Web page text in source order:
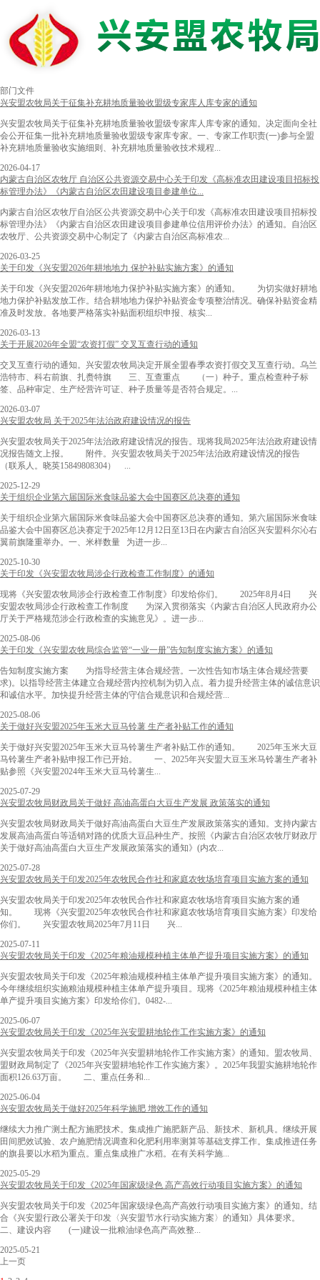
部门文件
兴安盟农牧局关于征集补充耕地质量验收盟级专家库人库专家的通知
兴安盟农牧局关于征集补充耕地质量验收盟级专家库人库专家的通知。决定面向全社
会公开征集一批补充耕地质量验收盟级专家库专家。一、专家工作职责(一)参与全盟
补充耕地质量验收实施细则、补充耕地质量验收技术规程...
2026-04-17
内蒙古自治区农牧厅 自治区公共资源交易中心关于印发《高标准农田建设项目招标投
标管理办法》《内蒙古自治区农田建设项目参建单位...
内蒙古自治区农牧厅自治区公共资源交易中心关于印发《高标准农田建设项目招标投
标管理办法》《内蒙古自治区农田建设项目参建单位信用评价办法》的通知。自治区
农牧厅、公共资源交易中心制定了《内蒙古自治区高标准农...
2026-03-25
关于印发《兴安盟2026年耕地地力 保护补贴实施方案》的通知
关于印发《兴安盟2026年耕地地力保护补贴实施方案》的通知。 为切实做好耕地
地力保护补贴发放工作。结合耕地地力保护补贴资金专项整治情况。确保补贴资金精
准及时发放。各地要严格落实补贴面积组织申报、核实...
2026-03-13
关于开展2026年全盟“农资打假” 交叉互查行动的通知
交叉互查行动的通知。兴安盟农牧局决定开展全盟春季农资打假交叉互查行动。乌兰
浩特市、科右前旗、扎赉特旗 三、互查重点 （一）种子。重点检查种子标
签、品种审定、生产经营许可证、种子质量等是否符合规定。...
2026-03-07
兴安盟农牧局 关于2025年法治政府建设情况的报告
兴安盟农牧局关于2025年法治政府建设情况的报告。现将我局2025年法治政府建设情
况报告随文上报。 附件。兴安盟农牧局关于2025年法治政府建设情况的报告
（联系人。晓英15849808304） ...
2025-12-29
关于组织企业第六届国际米食味品鉴大会中国赛区总决赛的通知
关于组织企业第六届国际米食味品鉴大会中国赛区总决赛的通知。第六届国际米食味
品鉴大会中国赛区总决赛定于2025年12月12日至13日在内蒙古自治区兴安盟科尔沁右
翼前旗隆重举办。一、米样数量 为进一步...
2025-10-30
关于印发《兴安盟农牧局涉企行政检查工作制度》的通知
现将《兴安盟农牧局涉企行政检查工作制度》印发给你们。 2025年8月4日 兴
安盟农牧局涉企行政检查工作制度 为深入贯彻落实《内蒙古自治区人民政府办公
厅关于严格规范涉企行政检查的实施意见》。进一步...
2025-08-06
关于印发《兴安盟农牧局综合监管“一业一册”告知制度实施方案》的通知
告知制度实施方案 为指导经营主体合规经营。一次性告知市场主体合规经营要
求)。以指导经营主体建立合规经营内控机制为切入点。着力提升经营主体的诚信意识
和诚信水平。加快提升经营主体的守信合规意识和合规经营...
2025-08-06
关于做好兴安盟2025年玉米大豆马铃薯 生产者补贴工作的通知
关于做好兴安盟2025年玉米大豆马铃薯生产者补贴工作的通知。 2025年玉米大豆
马铃薯生产者补贴申报工作已开始。 一、2025年兴安盟大豆玉米马铃薯生产者补
贴参照《兴安盟2024年玉米大豆马铃薯生...
2025-07-29
兴安盟农牧局财政局关于做好 高油高蛋白大豆生产发展 政策落实的通知
兴安盟农牧局财政局关于做好高油高蛋白大豆生产发展政策落实的通知。支持内蒙古
发展高油高蛋白等适销对路的优质大豆品种生产。按照《内蒙古自治区农牧厅财政厅
关于做好高油高蛋白大豆生产发展政策落实的通知》(内农...
2025-07-28
兴安盟农牧局关于印发2025年农牧民合作社和家庭农牧场培育项目实施方案的通知
兴安盟农牧局关于印发2025年农牧民合作社和家庭农牧场培育项目实施方案的通
知。 现将《兴安盟2025年农牧民合作社和家庭农牧场培育项目实施方案》印发给
你们。 兴安盟农牧局2025年7月11日 兴...
2025-07-11
兴安盟农牧局关于印发《2025年粮油规模种植主体单产提升项目实施方案》的通知
兴安盟农牧局关于印发《2025年粮油规模种植主体单产提升项目实施方案》的通知。
今年继续组织实施粮油规模种植主体单产提升项目。现将《2025年粮油规模种植主体
单产提升项目实施方案》印发给你们。0482-...
2025-06-07
兴安盟农牧局关于印发《2025年兴安盟耕地轮作工作实施方案》的通知
兴安盟农牧局关于印发《2025年兴安盟耕地轮作工作实施方案》的通知。盟农牧局、
盟财政局制定了《2025年兴安盟耕地轮作工作实施方案》。2025年我盟实施耕地轮作
面积126.63万亩。 二、重点任务和...
2025-06-04
兴安盟农牧局关于做好2025年科学施肥 增效工作的通知
继续大力推广测土配方施肥技术。集成推广施肥新产品、新技术、新机具。继续开展
田间肥效试验、农户施肥情况调查和化肥利用率测算等基础支撑工作。集成推进任务
的旗县要以水稻为重点。重点集成推广水稻。在有关科学施...
2025-05-29
兴安盟农牧局关于印发《2025年国家级绿色 高产高效行动项目实施方案》的通知
兴安盟农牧局关于印发《2025年国家级绿色高产高效行动项目实施方案》的通知。结
合《兴安盟行政公署关于印发〈兴安盟节水行动实施方案〉的通知》具体要求。
二、建设内容 (一)建设一批粮油绿色高产高效整...
2025-05-21
上一页